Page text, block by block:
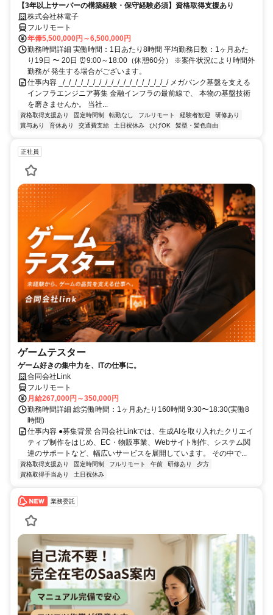
【3年以上サーバーの構築経験・保守経験必須】資格取得支援あり
株式会社林電子
フルリモート
年俸5,500,000円～6,500,000円
勤務時間詳細 実働時間：1日あたり8時間 平均勤務日数：1ヶ月あた
り19日 〜 20日 ⏰9:00～18:00（休憩60分） ※案件状況により時間外
勤務が 発生する場合がございます。
仕事内容 _/_/_/_/_/_/_/_/_/_/_/_/_/_/_/_/_/_/ メガバンク基盤を支える
インフラエンジニア募集 金融インフラの最前線で、 本物の基盤技術
を磨きませんか。 当社...
資格取得支援あり 固定時間制 転勤なし フルリモート 経験者歓迎
研修あり
賞与あり
育休あり 交通費支給 土日祝休み ひげOK 髪型・髪色自由
正社員
ゲームテスター
ゲーム好きの集中力を、ITの仕事に。
合同会社Link
フルリモート
月給267,000円～350,000円
勤務時間詳細 総労働時間：1ヶ月あたり160時間 9:30〜18:30(実働8
時間)
仕事内容 ●募集背景 合同会社Linkでは、生成AIを取り入れたクリエイ
ティブ制作をはじめ、EC・物販事業、Webサイト制作、システム関
連のサポートなど、幅広いサービスを展開しています。 その中で...
資格取得支援あり 固定時間制 フルリモート 午前 研修あり
夕方
資格取得手当あり
土日祝休み
業務委託